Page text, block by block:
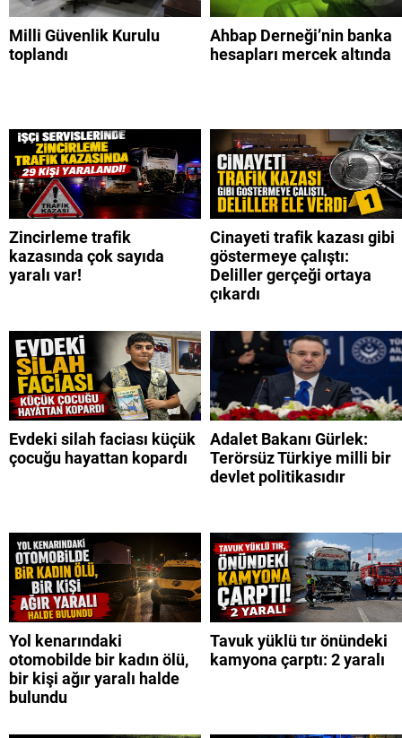
Milli Güvenlik Kurulu
toplandı
Ahbap Derneği’nin banka
hesapları mercek altında
Zincirleme trafik
kazasında çok sayıda
yaralı var!
Cinayeti trafik kazası gibi
göstermeye çalıştı:
Deliller gerçeği ortaya
çıkardı
Evdeki silah faciası küçük
çocuğu hayattan kopardı
Adalet Bakanı Gürlek:
Terörsüz Türkiye milli bir
devlet politikasıdır
Yol kenarındaki
otomobilde bir kadın ölü,
bir kişi ağır yaralı halde
bulundu
Tavuk yüklü tır önündeki
kamyona çarptı: 2 yaralı